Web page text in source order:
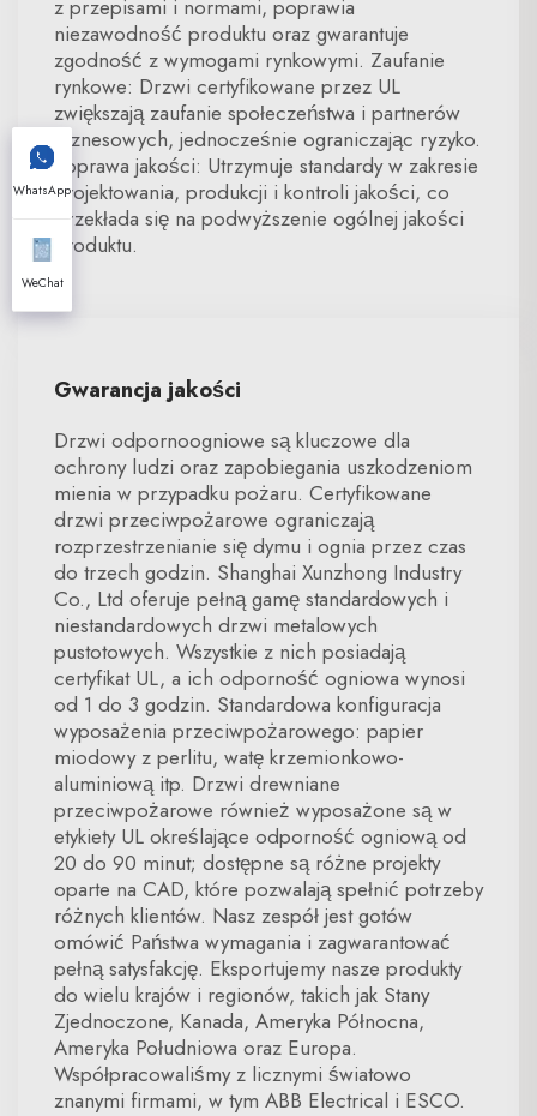
z przepisami i normami, poprawia
niezawodność produktu oraz gwarantuje
zgodność z wymogami rynkowymi. Zaufanie
rynkowe: Drzwi certyfikowane przez UL
zwiększają zaufanie społeczeństwa i partnerów
biznesowych, jednocześnie ograniczając ryzyko.
Poprawa jakości: Utrzymuje standardy w zakresie
projektowania, produkcji i kontroli jakości, co
przekłada się na podwyższenie ogólnej jakości
produktu.
Gwarancja jakości
Drzwi odpornoogniowe są kluczowe dla
ochrony ludzi oraz zapobiegania uszkodzeniom
mienia w przypadku pożaru. Certyfikowane
drzwi przeciwpożarowe ograniczają
rozprzestrzenianie się dymu i ognia przez czas
do trzech godzin. Shanghai Xunzhong Industry
Co., Ltd oferuje pełną gamę standardowych i
niestandardowych drzwi metalowych
pustotowych. Wszystkie z nich posiadają
certyfikat UL, a ich odporność ogniowa wynosi
od 1 do 3 godzin. Standardowa konfiguracja
wyposażenia przeciwpożarowego: papier
miodowy z perlitu, watę krzemionkowo-
aluminiową itp. Drzwi drewniane
przeciwpożarowe również wyposażone są w
etykiety UL określające odporność ogniową od
20 do 90 minut; dostępne są różne projekty
oparte na CAD, które pozwalają spełnić potrzeby
różnych klientów. Nasz zespół jest gotów
omówić Państwa wymagania i zagwarantować
pełną satysfakcję. Eksportujemy nasze produkty
do wielu krajów i regionów, takich jak Stany
Zjednoczone, Kanada, Ameryka Północna,
Ameryka Południowa oraz Europa.
Współpracowaliśmy z licznymi światowo
znanymi firmami, w tym ABB Electrical i ESCO.
WhatsApp
WeChat